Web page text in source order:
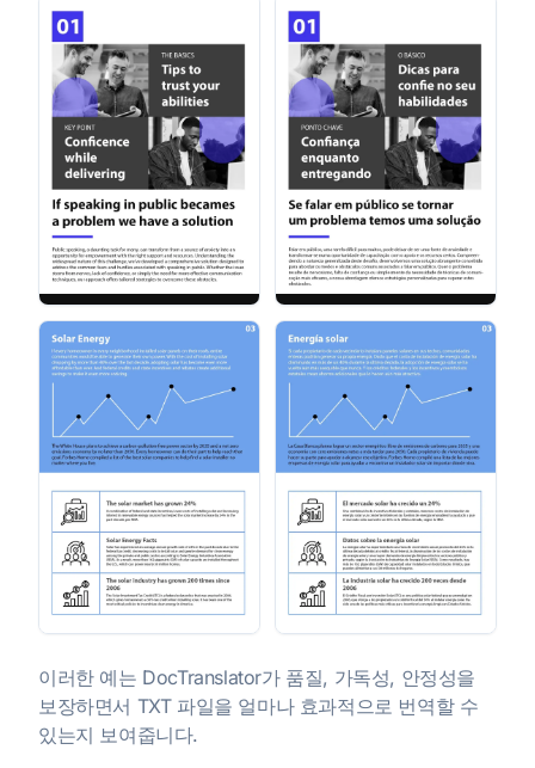
이러한 예는 DocTranslator가 품질, 가독성, 안정성을
보장하면서 TXT 파일을 얼마나 효과적으로 번역할 수
있는지 보여줍니다.